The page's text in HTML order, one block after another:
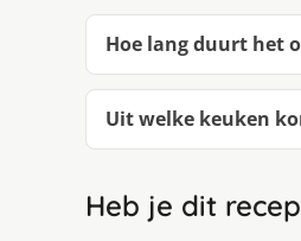
Hoe lang duurt het
Uit welke keuken
Heb je dit